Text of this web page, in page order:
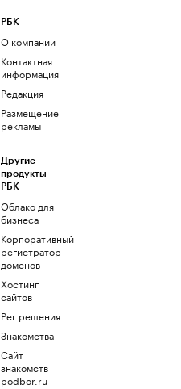
РБК
О компании
Контактная
информация
Редакция
Размещение
рекламы
Другие
продукты
РБК
Облако для
бизнеса
Корпоративный
регистратор
доменов
Хостинг
сайтов
Рег.решения
Знакомства
Сайт
знакомств
podbor.ru